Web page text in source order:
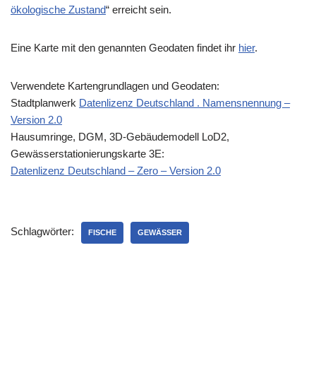
ökologische Zustand“ erreicht sein.
Eine Karte mit den genannten Geodaten findet ihr hier.
Verwendete Kartengrundlagen und Geodaten:
Stadtplanwerk Datenlizenz Deutschland . Namensnennung –
Version 2.0
Hausumringe, DGM, 3D-Gebäudemodell LoD2,
Gewässerstationierungskarte 3E:
Datenlizenz Deutschland – Zero – Version 2.0
Schlagwörter: FISCHE GEWÄSSER